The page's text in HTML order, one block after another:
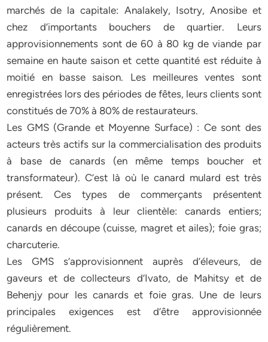
marchés de la capitale: Analakely, Isotry, Anosibe et
chez d’importants bouchers de quartier. Leurs
approvisionnements sont de 60 à 80 kg de viande par
semaine en haute saison et cette quantité est réduite à
moitié en basse saison. Les meilleures ventes sont
enregistrées lors des périodes de fêtes, leurs clients sont
constitués de 70% à 80% de restaurateurs.
Les GMS (Grande et Moyenne Surface) : Ce sont des
acteurs très actifs sur la commercialisation des produits
à base de canards (en même temps boucher et
transformateur). C’est là où le canard mulard est très
présent. Ces types de commerçants présentent
plusieurs produits à leur clientèle: canards entiers;
canards en découpe (cuisse, magret et ailes); foie gras;
charcuterie.
Les GMS s’approvisionnent auprès d’éleveurs, de
gaveurs et de collecteurs d’Ivato, de Mahitsy et de
Behenjy pour les canards et foie gras. Une de leurs
principales exigences est d’être approvisionnée
régulièrement.